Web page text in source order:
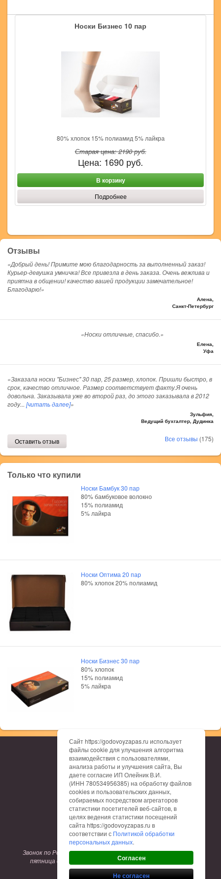
Носки Бизнес 10 пар
80% хлопок 15% полиамид 5% лайкра
Старая цена:2190руб.
Цена: 1690 руб.
В корзину
Подробнее
Отзывы
«Добрый день! Примите мою благодарность за выполненный заказ!
Курьер-девушка умничка! Все привезла в день заказа. Очень вежлива и
приятна в общении! качество вашей продукции замечательное!
Благодарю!»
Алена,
Санкт-Петербург
«Носки отличные, спасибо.»
Елена,
Уфа
«Заказала носки "Бизнес" 30 пар, 25 размер, хлопок. Пришли быстро, в
срок, качество отличное. Размер соответствует факту.Я очень
довольна. Заказывала уже во второй раз, до этого заказывала в 2012
году... [читать далее]»
Зульфия,
Ведущий бухгалтер, Дудинка
Оставить отзыв Все отзывы (175)
Только что купили
Носки Бамбук 30 пар
80% бамбуковое волокно
15% полиамид
5% лайкра
Носки Оптима 20 пар
80% хлопок 20% полиамид
Носки Бизнес 30 пар
80% хлопок
15% полиамид
5% лайкра
О нас
Каталог
Доставка
Оплата
Гарантия
Отзывы
Контакты
Таблица размеров
8 (800) 775-12-62
Звонок по России бесплатный. Режим работы: понедельник-
пятница с 9:00 до 17:00. Заказы на сайте принимаются
круглосуточно.
Сайт https://godovoyzapas.ru использует
файлы cookie для улучшения алгоритма
взаимодействия с пользователями,
анализа работы и улучшения сайта, Вы
даете согласие ИП Олейник В.И.
(ИНН 780534956385) на обработку файлов
cookies и пользовательских данных,
собираемых посредством агрегаторов
статистики посетителей веб-сайтов, в
целях ведения статистики посещений
сайта https://godovoyzapas.ru в
соответствии с Политикой обработки
персональных данных.
Согласен
Не согласен